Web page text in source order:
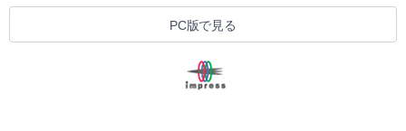
PC版で見る